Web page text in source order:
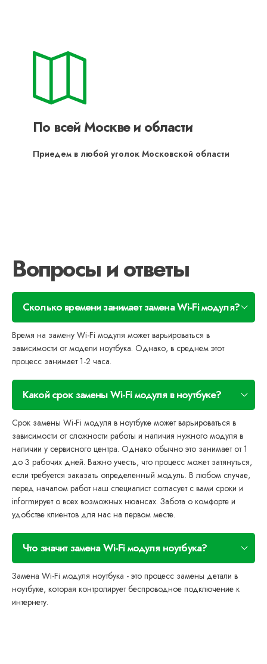
По всей Москве и области
Приедем в любой уголок Московской области
Вопросы и ответы
Сколько времени занимает замена Wi-Fi модуля?
Время на замену Wi-Fi модуля может варьироваться в
зависимости от модели ноутбука. Однако, в среднем этот
процесс занимает 1-2 часа.
Какой срок замены Wi-Fi модуля в ноутбуке?
Срок замены Wi-Fi модуля в ноутбуке может варьироваться в
зависимости от сложности работы и наличия нужного модуля в
наличии у сервисного центра. Однако обычно это занимает от 1
до 3 рабочих дней. Важно учесть, что процесс может затянуться,
если требуется заказать определенный модуль. В любом случае,
перед началом работ наш специалист согласует с вами сроки и
informирует о всех возможных нюансах. Забота о комфорте и
удобстве клиентов для нас на первом месте.
Что значит замена Wi-Fi модуля ноутбука?
Замена Wi-Fi модуля ноутбука - это процесс замены детали в
ноутбуке, которая контролирует беспроводное подключение к
интернету.